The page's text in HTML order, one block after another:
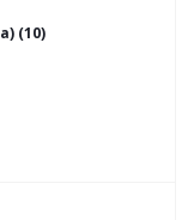
(10)